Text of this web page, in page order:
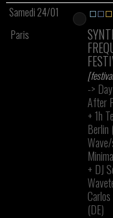
Samedi 24/01
Paris
->
After
+1h
Berlin
+ DJ
(DE)